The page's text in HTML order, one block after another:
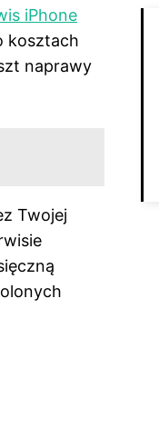
iPhone
kosztach
naprawy
Twojej